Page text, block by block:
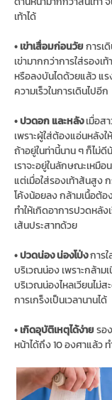
เท้าได้
• เข่าเสื่อมก่อนวัยการเ
เข่ามากกว่าการใส่รองเ
หรือลงบันไดด้วยแล้ว แ
ความเร็วในการเดินไปอีก
• ปวดอก และหลังเมื่อส
เพราะผู้ใส่ต้องแอ่นหลัง
ถ้าอยู่ในท่านี้นาน ๆ ก็ไม่
เราจะอยู่ในลักษณะเหมื
แต่เมื่อใส่รองเท้าส้นสูง
โค้งน้อยลง กล้ามเนื้อต้
ทำให้เกิดอาการปวดหลั
เส้นประสาทด้วย
• ปวดน่อง น่องโป่งการ
บริเวณน่อง เพราะกล้าม
บริเวณน่องไหลเวียนไม่
การเกร็งเป็นเวลานานได้
• เกิดอุบัติเหตุได้ง่ายรอ
หน้าได้ถึง 10 องศาแล้ว